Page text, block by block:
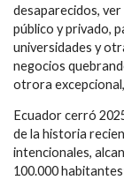
desaparecidos,
público y privado,
universidades y
negocios
otrora
Ecuador cerró
de la historia
intencionales,
100.000